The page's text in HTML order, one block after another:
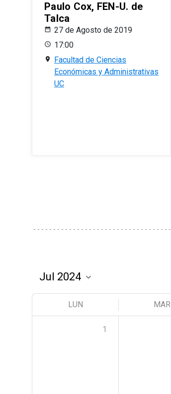
Paulo Cox, FEN-U. de
Talca
27 de Agosto de 2019
17:00
Facultad de Ciencias
Económicas y Administrativas
UC
LUN MAR
1